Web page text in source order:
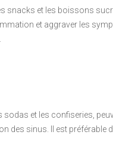
snacks et les boissons
et aggraver les
sodas et les confiseries,
des sinus. Il est préférable